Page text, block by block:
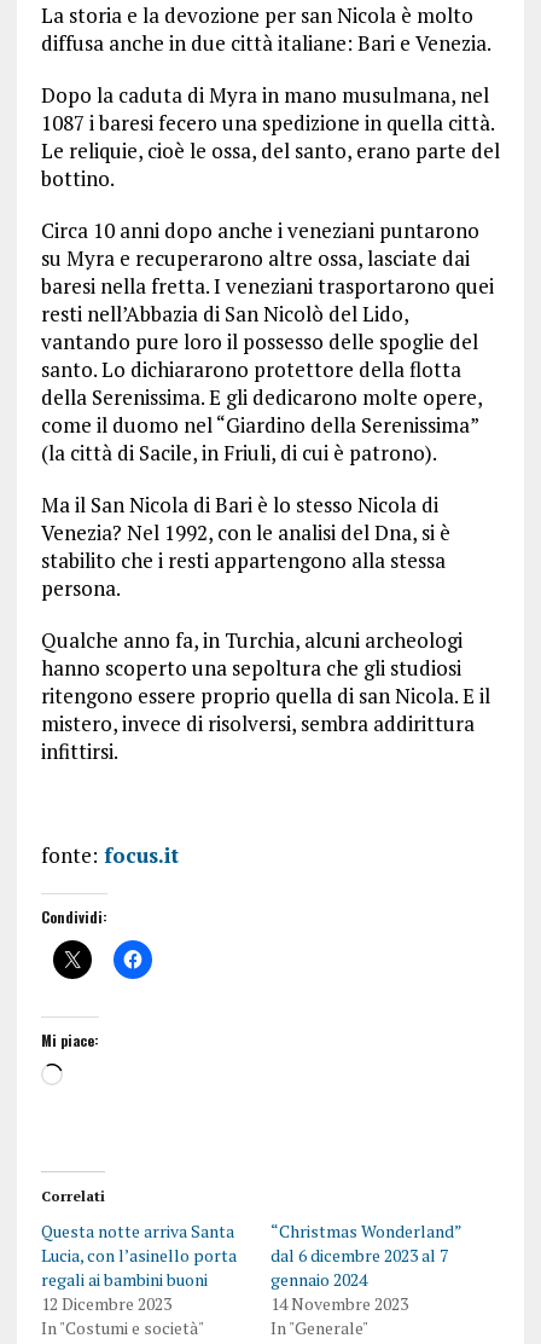
La storia e la devozione per san Nicola è molto
diffusa anche in due città italiane: Bari e Venezia.
Dopo la caduta di Myra in mano musulmana, nel
1087 i baresi fecero una spedizione in quella città.
Le reliquie, cioè le ossa, del santo, erano parte del
bottino.
Circa 10 anni dopo anche i veneziani puntarono
su Myra e recuperarono altre ossa, lasciate dai
baresi nella fretta. I veneziani trasportarono quei
resti nell’Abbazia di San Nicolò del Lido,
vantando pure loro il possesso delle spoglie del
santo. Lo dichiararono protettore della flotta
della Serenissima. E gli dedicarono molte opere,
come il duomo nel “Giardino della Serenissima”
(la città di Sacile, in Friuli, di cui è patrono).
Ma il San Nicola di Bari è lo stesso Nicola di
Venezia? Nel 1992, con le analisi del Dna, si è
stabilito che i resti appartengono alla stessa
persona.
Qualche anno fa, in Turchia, alcuni archeologi
hanno scoperto una sepoltura che gli studiosi
ritengono essere proprio quella di san Nicola. E il
mistero, invece di risolversi, sembra addirittura
infittirsi.
fonte: focus.it
Condividi:
Mi piace:
Correlati
Questa notte arriva Santa
Lucia, con l’asinello porta
regali ai bambini buoni
12 Dicembre 2023
In "Costumi e società"
“Christmas Wonderland”
dal 6 dicembre 2023 al 7
gennaio 2024
14 Novembre 2023
In "Generale"